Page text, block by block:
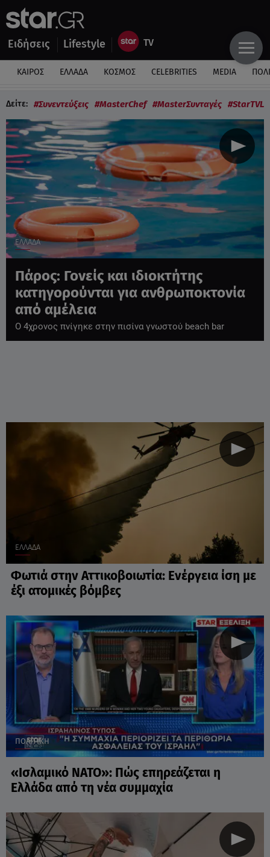
Ειδήσεις Lifestyle
ΚΑΙΡΟΣ ΕΛΛΑΔΑ ΚΟΣΜΟΣ CELEBRITIES MEDIA
Δείτε: #Συνεντεύξεις #MasterChef #MasterΣυνταγές
Πάρος: Γονείς και ιδιοκτήτης
κατηγορούνται για ανθρωποκτονία
από αμέλεια
Ο 4χρονος πνίγηκε στην πισίνα γνωστού beach bar
ΕΛΛΑΔΑ
Φωτιά στην Αττικοβοιωτία: Ενέργεια ίση με
έξι ατομικές βόμβες
ΕΛΛΑΔΑ
ΠΟΛΙΤΙΚΗ
«Ισλαμικό ΝΑΤΟ»: Πώς επηρεάζεται η
Ελλάδα από τη νέα συμμαχία